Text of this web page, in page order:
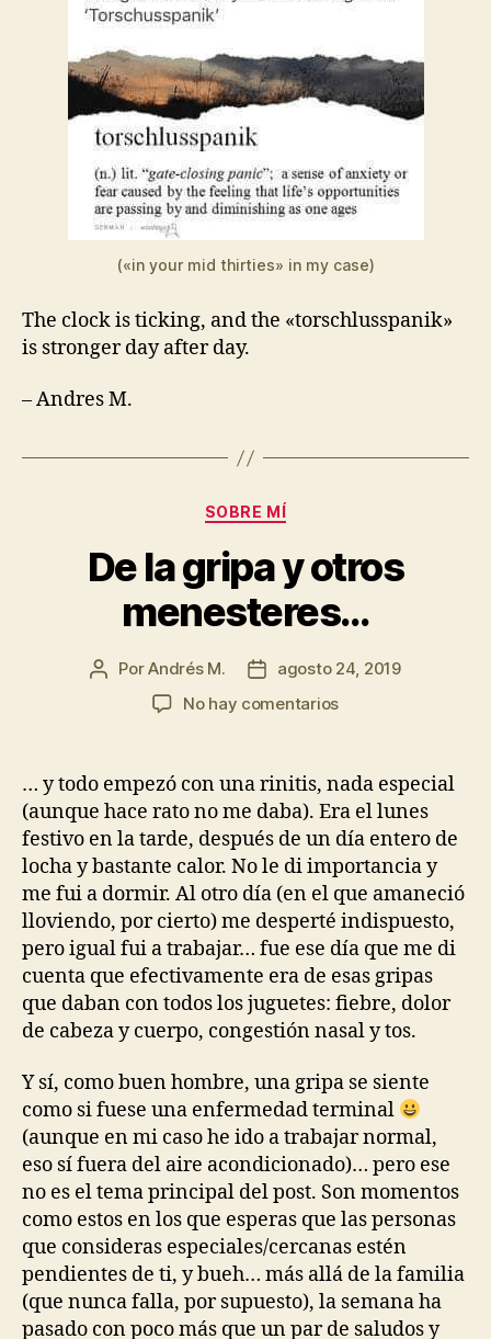
(«in your mid thirties» in my case)
The clock is ticking, and the «torschlusspanik»
is stronger day after day.
– Andres M.
Categorías
SOBRE MÍ
De la gripa y otros
menesteres…
Autor
PorAndrés M.
Fechaagosto 24, 2019
No hay comentariosen
gripa
otros
menesteres…
… y todo empezó con una rinitis, nada especial
(aunque hace rato no me daba). Era el lunes
festivo en la tarde, después de un día entero de
locha y bastante calor. No le di importancia y
me fui a dormir. Al otro día (en el que amaneció
lloviendo, por cierto) me desperté indispuesto,
pero igual fui a trabajar… fue ese día que me di
cuenta que efectivamente era de esas gripas
que daban con todos los juguetes: fiebre, dolor
de cabeza y cuerpo, congestión nasal y tos.
Y sí, como buen hombre, una gripa se siente
como si fuese una enfermedad terminal
(aunque en mi caso he ido a trabajar normal,
eso sí fuera del aire acondicionado)… pero ese
no es el tema principal del post. Son momentos
como estos en los que esperas que las personas
que consideras especiales/cercanas estén
pendientes de ti, y bueh… más allá de la familia
(que nunca falla, por supuesto), la semana ha
pasado con poco más que un par de saludos y